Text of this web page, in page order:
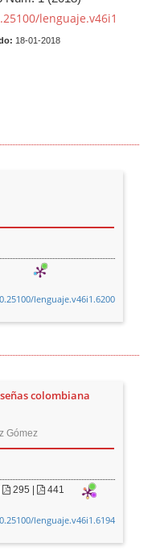
lenguaje.v46i1
18-01-2018
lenguaje.v46i1.6200
colombiana
Gómez
295 | 441
lenguaje.v46i1.6194